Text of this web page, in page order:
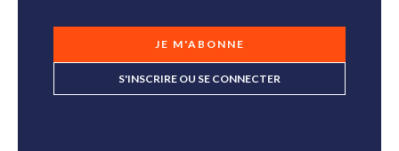
JE M'ABONNE
S'INSCRIRE OU SE CONNECTER